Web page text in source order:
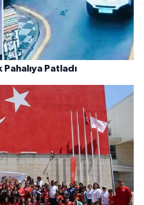
Pahalıya Patladı